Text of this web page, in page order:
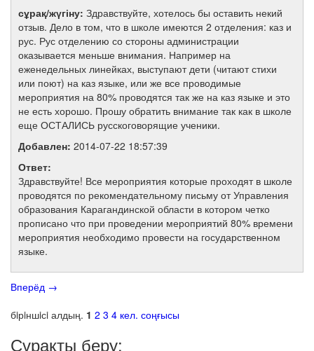
сұрақ/жүгіну: Здравствуйте, хотелось бы оставить некий
отзыв. Дело в том, что в школе имеются 2 отделения: каз и
рус. Рус отделению со стороны администрации
оказывается меньше внимания. Например на
еженедельных линейках, выступают дети (читают стихи
или поют) на каз языке, или же все проводимые
мероприятия на 80% проводятся так же на каз языке и это
не есть хорошо. Прошу обратить внимание так как в школе
еще ОСТАЛИСЬ русскоговорящие ученики.
Добавлен: 2014-07-22 18:57:39
Ответ:
Здравствуйте! Все мероприятия которые проходят в школе
проводятся по рекомендательному письму от Управления
образования Карагандинской области в котором четко
прописано что при проведении мероприятий 80% времени
мероприятия необходимо провести на государственном
языке.
Вперёд →
бiрiншiсi алдың. 1 2 3 4 кел. соңғысы
Сұрақты беру: